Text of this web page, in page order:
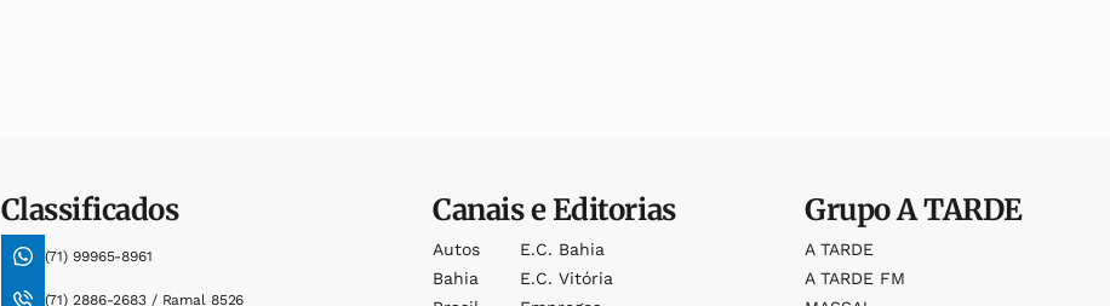
Classificados
(71) 99965-8961
(71) 2886-2683 / Ramal 8526
Canais e Editorias
Autos
Bahia
E.c. Bahia
E.c. Vitória
GrupoA TARDE
A TARDE
A TARDE FM